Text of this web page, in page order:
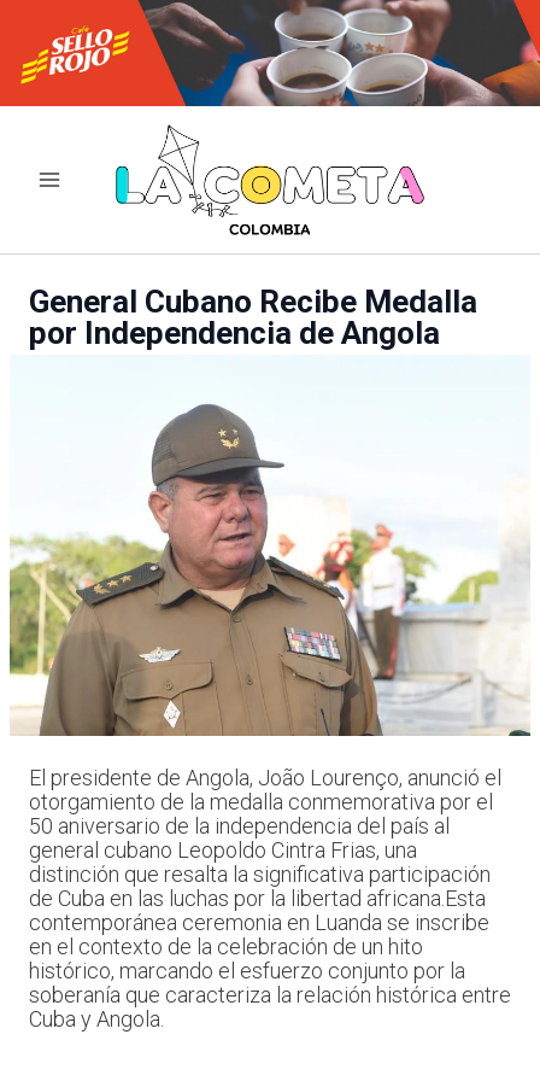
contenido
General Cubano Recibe Medalla
por Independencia de Angola
El presidente de Angola, João Lourenço, anunció el
otorgamiento de la medalla conmemorativa por el
50 aniversario de la independencia del país al
general cubano Leopoldo Cintra Frias, una
distinción que resalta la significativa participación
de Cuba en las luchas por la libertad africana.Esta
contemporánea ceremonia en Luanda se inscribe
en el contexto de la celebración de un hito
histórico, marcando el esfuerzo conjunto por la
soberanía que caracteriza la relación histórica entre
Cuba y Angola.